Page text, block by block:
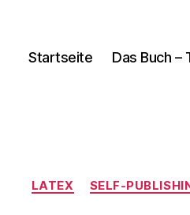
Startseite Das Buch –
LATEX SELF-